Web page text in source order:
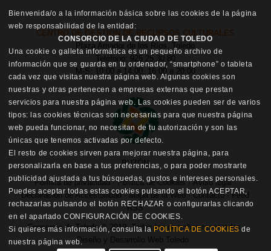
CENTRO DE GESTIÓN DE RECURSOS CULTURALES
Plaza Amador de los Ríos, Toledo
Teléfono: 925 25 30 80
M-S: 10:00 a 14:00, 16:00 a 20:00
BUZÓN
Política de privacidad·Política de Cookies ·Aviso legal·
Declaración de Accesibilidad·Mapa de la Web·Contacto·Feed
RSS
Consorcio de Toledo © 2019. Todos los derechos reservados.
Diseño y Desarrollo Web Toledo
Bienvenida/o a la información básica sobre las cookies de la página
web responsabilidad de la entidad:
CONSORCIO DE LA CIUDAD DE TOLEDO
Una cookie o galleta informática es un pequeño archivo de
información que se guarda en tu ordenador, “smartphone” o tableta
cada vez que visitas nuestra página web. Algunas cookies son
nuestras y otras pertenecen a empresas externas que prestan
servicios para nuestra página web. Las cookies pueden ser de varios
tipos: las cookies técnicas son necesarias para que nuestra página
web pueda funcionar, no necesitan de tu autorización y son las
únicas que tenemos activadas por defecto.
El resto de cookies sirven para mejorar nuestra página, para
personalizarla en base a tus preferencias, o para poder mostrarte
publicidad ajustada a tus búsquedas, gustos e intereses personales.
Puedes aceptar todas estas cookies pulsando el botón ACEPTAR,
rechazarlas pulsando el botón RECHAZAR o configurarlas clicando
en el apartado CONFIGURACIÓN DE COOKIES.
Si quieres más información, consulta la POLÍTICA DE COOKIESde
nuestra página web.